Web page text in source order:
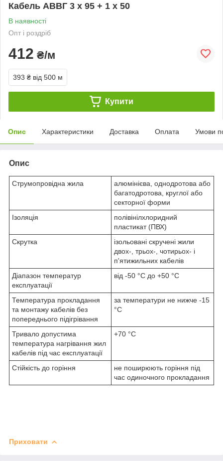
Кабель АВВГ 3 x 95 + 1 x 50
В наявності
Опт і роздріб
412 ₴/м
393 ₴ від 500 м
Купити
Опис Характеристики Доставка Оплата Умови
Опис
Струмопровідна жила
алюмінієва, однодротова або
багатодротова, круглої або
секторної форми
Ізоляція
полівінілхлоридний
пластикат (ПВХ)
Скрутка
ізольовані скручені жили
двох-, трьох-, чотирьох- і
п'ятижильних кабелів
Діапазон температур
експлуатації
від -50 °C до +50 °C
Температура прокладання
та монтажу кабелів без
попереднього підігрівання
за температури не нижче -15
°C
Тривало допустима
температура нагрівання жил
кабелів під час експлуатації
+70 °С
Стійкість до горіння
не поширюють горіння під
час одиночного прокладання
Приховати